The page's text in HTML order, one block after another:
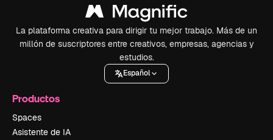
La plataforma creativa para dirigir tu mejor trabajo. Más de un
millón de suscriptores entre creativos, empresas, agencias y
estudios.
Español
Productos
Spaces
Asistente de IA